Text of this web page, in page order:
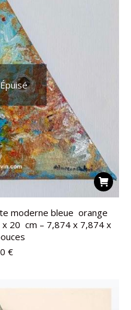
moderne bleue orange
20 cm – 7,874 x 7,874 x
€